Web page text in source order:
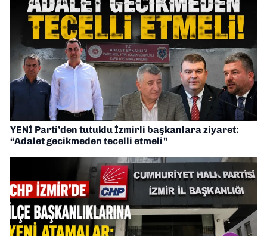
YENİ Parti’den tutuklu İzmirli başkanlara ziyaret:
“Adalet gecikmeden tecelli etmeli”